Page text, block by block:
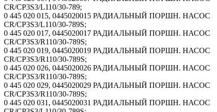
CR/CP3S3/L110/30-789;
0 445 020 015, 0445020015 РАДИАЛЬНЫЙ ПОРШН. НАСОС
CR/CP3S3/L110/30-789S;
0 445 020 017, 0445020017 РАДИАЛЬНЫЙ ПОРШН. НАСОС
CR/CP3S3/R110/30-789S;
0 445 020 019, 0445020019 РАДИАЛЬНЫЙ ПОРШН. НАСОС
CR/CP3S3/R110/30-789S;
0 445 020 026, 0445020026 РАДИАЛЬНЫЙ ПОРШН. НАСОС
CR/CP3S3/R110/30-789S;
0 445 020 029, 0445020029 РАДИАЛЬНЫЙ ПОРШН. НАСОС
CR/CP3S3/R110/30-789S;
0 445 020 031, 0445020031 РАДИАЛЬНЫЙ ПОРШН. НАСОС